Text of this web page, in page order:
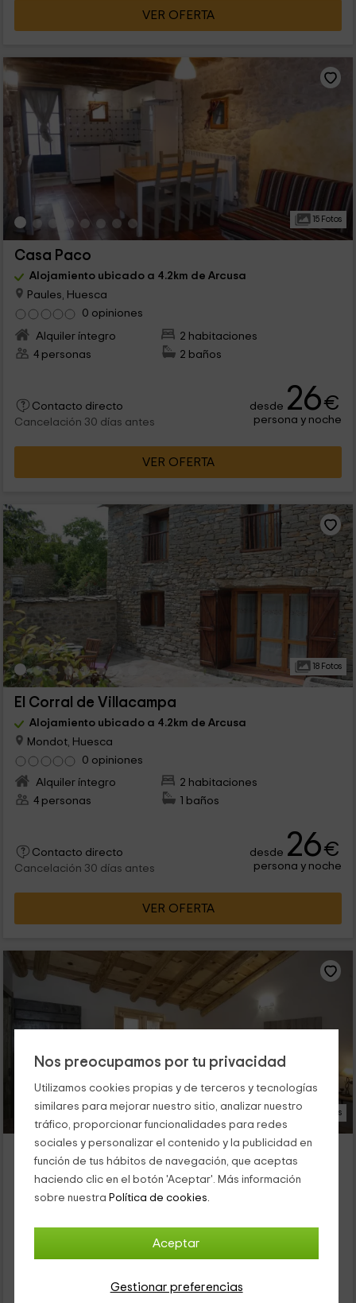
Nos preocupamos por tu privacidad
Utilizamos cookies propias y de terceros y tecnologías
similares para mejorar nuestro sitio, analizar nuestro
tráfico, proporcionar funcionalidades para redes
sociales y personalizar el contenido y la publicidad en
función de tus hábitos de navegación, que aceptas
haciendo clic en el botón 'Aceptar'. Más información
sobre nuestra Política de cookies.
Aceptar
Gestionar preferencias
VER OFERTA
15 Fotos
Casa Paco
Alojamiento ubicado a 4.2km de Arcusa
Paules, Huesca
0 opiniones
Alquiler íntegro
2 habitaciones
4 personas
2 baños
Contacto directo
Cancelación 30 días antes
desde 26€
persona y noche
VER OFERTA
18 Fotos
El Corral de Villacampa
Alojamiento ubicado a 4.2km de Arcusa
Mondot, Huesca
0 opiniones
Alquiler íntegro
2 habitaciones
4 personas
1 baños
Contacto directo
Cancelación 30 días antes
desde 26€
persona y noche
VER OFERTA
17 Fotos
La Masadría de Villacampa
Alojamiento ubicado a 4.2km de Arcusa
Alquiler íntegro
2 habitaciones
2 baños